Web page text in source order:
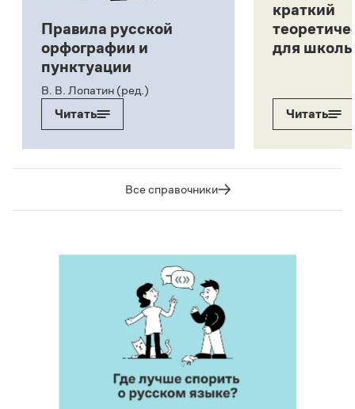
Правила русской
орфографии и
пунктуации
В. В. Лопатин (ред.)
Читать
краткий
для
Читать
Все справочники